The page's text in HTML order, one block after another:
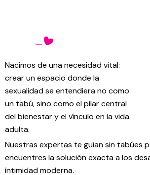
Nacimos de una necesidad vital:
crear un espacio donde la
sexualidad se entendiera no como
un tabú, sino como el pilar central
del bienestar y el vínculo en la vida
adulta.
Nuestras expertas te guían sin tabúes
encuentres la solución exacta a los
intimidad moderna.